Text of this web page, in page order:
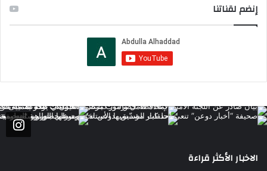
إنضم لقناتنا
الاخبار الأكثر قراءة